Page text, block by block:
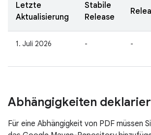
Letzte
Aktualisierung
Stabile
Release
1. Juli 2026 - -
Abhängigkeiten
Für eine Abhängigkeit von PDF müssen